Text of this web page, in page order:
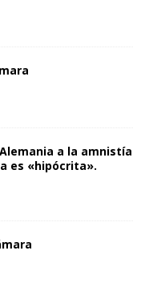
a la amnistía
es «hipócrita».